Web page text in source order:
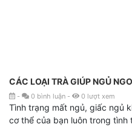
CÁC LOẠI TRÀ GIÚP NGỦ
- 0 bình luận - 0 lượt xem
Tình trạng mất ngủ, giấc ngủ
cơ thể của bạn luôn trong tình